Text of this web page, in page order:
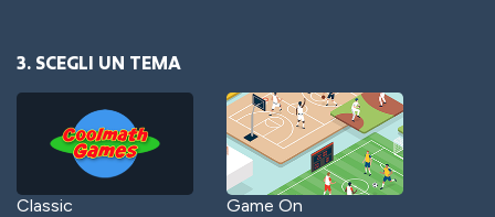
3. SCEGLI UN TEMA
Classic Game On